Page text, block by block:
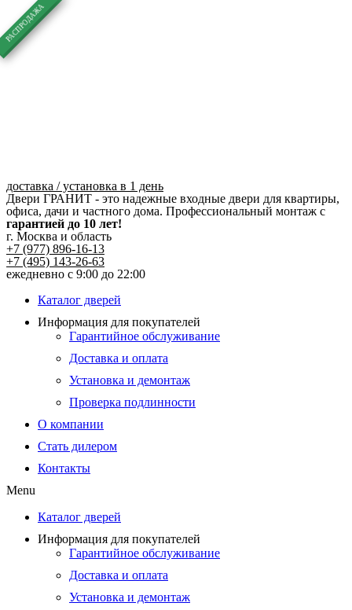
Перейти
к
содержимому
доставка / установка в 1 день
Двери ГРАНИТ - это надежные входные двери для квартиры,
офиса, дачи и частного дома. Профессиональный монтаж с
гарантией до 10 лет!
г. Москва и область
+7 (977) 896-16-13
+7 (495) 143-26-63
ежедневно с 9:00 до 22:00
Каталог дверей
Информация для покупателей
Гарантийное обслуживание
Доставка и оплата
Установка и демонтаж
Проверка подлинности
О компании
Стать дилером
Контакты
Menu
Каталог дверей
Информация для покупателей
Гарантийное обслуживание
Доставка и оплата
Установка и демонтаж